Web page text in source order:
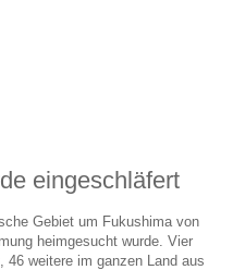
eingeschläfert
Gebiet um Fukushima von
heimgesucht wurde. Vier
46 weitere im ganzen Land aus